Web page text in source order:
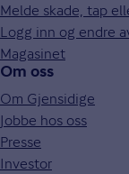
Melde skade, tap
Logg inn og endre
Magasinet
Om oss
Om Gjensidige
Jobbe hos oss
Presse
Investor